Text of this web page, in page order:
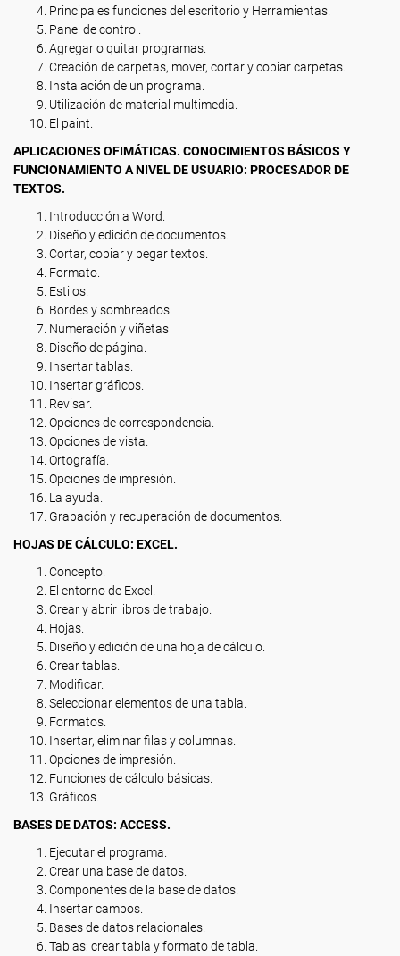
Principales funciones del escritorio y Herramientas.
Panel de control.
Agregar o quitar programas.
Creación de carpetas, mover, cortar y copiar carpetas.
Instalación de un programa.
Utilización de material multimedia.
El paint.
APLICACIONES OFIMÁTICAS. CONOCIMIENTOS BÁSICOS Y
FUNCIONAMIENTO A NIVEL DE USUARIO: PROCESADOR DE
TEXTOS.
Introducción a Word.
Diseño y edición de documentos.
Cortar, copiar y pegar textos.
Formato.
Estilos.
Bordes y sombreados.
Numeración y viñetas
Diseño de página.
Insertar tablas.
Insertar gráficos.
Revisar.
Opciones de correspondencia.
Opciones de vista.
Ortografía.
Opciones de impresión.
La ayuda.
Grabación y recuperación de documentos.
HOJAS DE CÁLCULO: EXCEL.
Concepto.
El entorno de Excel.
Crear y abrir libros de trabajo.
Hojas.
Diseño y edición de una hoja de cálculo.
Crear tablas.
Modificar.
Seleccionar elementos de una tabla.
Formatos.
Insertar, eliminar filas y columnas.
Opciones de impresión.
Funciones de cálculo básicas.
Gráficos.
BASES DE DATOS: ACCESS.
Ejecutar el programa.
Crear una base de datos.
Componentes de la base de datos.
Insertar campos.
Bases de datos relacionales.
Tablas: crear tabla y formato de tabla.